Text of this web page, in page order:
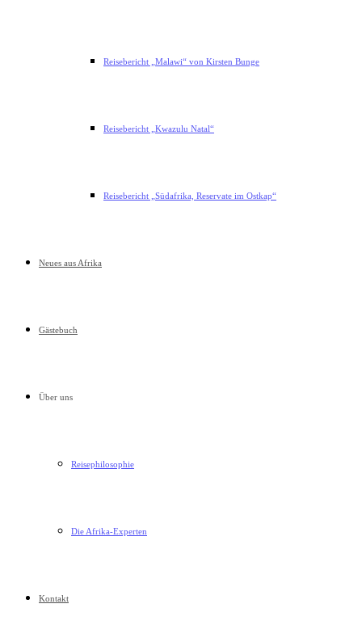
Reisebericht „Malawi“ von Kirsten Bunge
Reisebericht „Kwazulu Natal“
Reisebericht „Südafrika, Reservate im Ostkap“
Neues aus Afrika
Gästebuch
Über uns
Reisephilosophie
Die Afrika-Experten
Kontakt